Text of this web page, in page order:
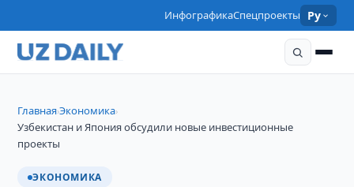
ИнфографикаСпецпроекты Ру
Главная›Экономика›
Узбекистан и Япония обсудили новые инвестиционные
проекты
ЭКОНОМИКА